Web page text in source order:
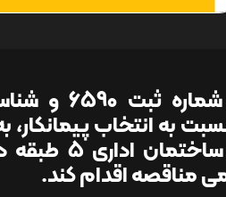
شرکت ایران یاسا تایر و رابر (
نسبت به انتخاب
اجرای تاسیسات مکانیکی مربوط
مناقصه اقدام کند.